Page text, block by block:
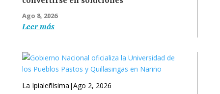
Ago 8, 2026
Leer más
La Ipialeñísima |Ago 2, 2026